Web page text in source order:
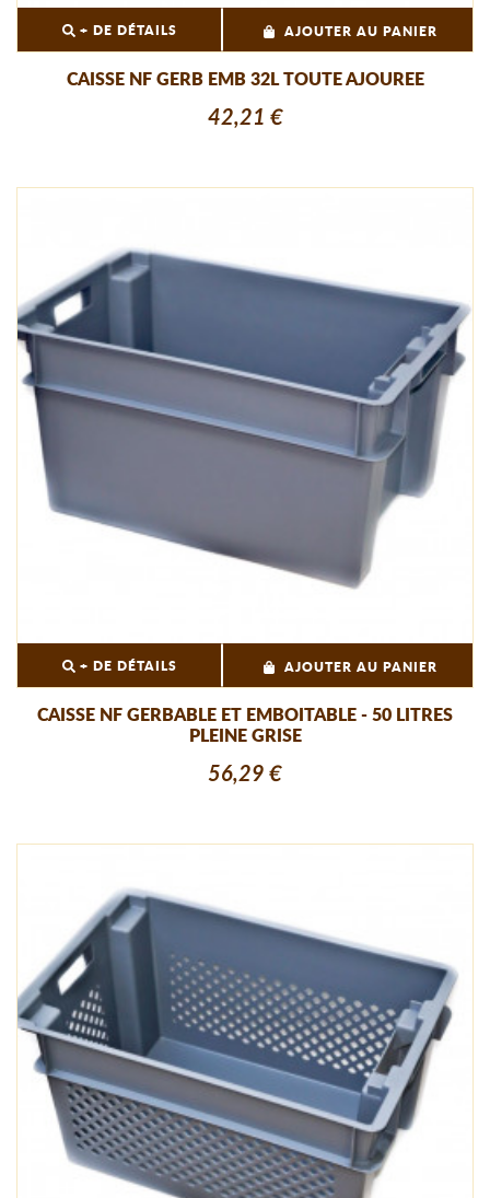
+ DE DÉTAILS AJOUTER AU PANIER
CAISSE NF GERB EMB 32L TOUTE AJOUREE
42,21 €
+ DE DÉTAILS AJOUTER AU PANIER
CAISSE NF GERBABLE ET EMBOITABLE - 50 LITRES
PLEINE GRISE
56,29 €